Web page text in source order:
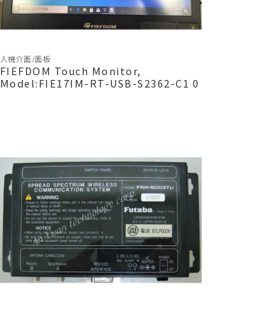
人機介面/面板
FIEFDOM Touch Monitor,
Model:FIE17IM-RT-USB-S2362-C1 0